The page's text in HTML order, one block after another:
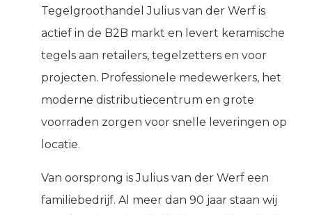
Tegelgroothandel Julius van der Werf is
actief in de B2B markt en levert keramische
tegels aan retailers, tegelzetters en voor
projecten. Professionele medewerkers, het
moderne distributiecentrum en grote
voorraden zorgen voor snelle leveringen op
locatie.
Van oorsprong is Julius van der Werf een
familiebedrijf. Al meer dan 90 jaar staan wij